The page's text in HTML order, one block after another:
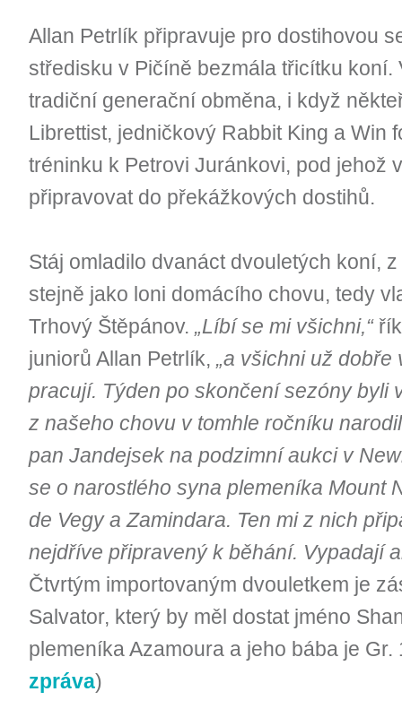
Allan Petrlík připravuje pro dostihovou
středisku v Pičíně bezmála třicítku koní.
tradiční generační obměna, i když
Librettist, jedničkový Rabbit King a Win
tréninku k Petrovi Juránkovi, pod jehož
připravovat do překážkových dostihů.
Stáj omladilo dvanáct dvouletých koní,
stejně jako loni domácího chovu, tedy
Trhový Štěpánov. „Líbí se mi všichni,“
juniorů Allan Petrlík, „a všichni už
pracují. Týden po skončení sezóny byli
z našeho chovu v tomhle ročníku
pan Jandejsek na podzimní aukci v
se o narostlého syna plemeníka Mount
de Vegy a Zamindara. Ten mi z nich
nejdříve připravený k běhání. Vypadají
Čtvrtým importovaným dvouletkem je
Salvator, který by měl dostat jméno
plemeníka Azamoura a jeho bába je
zpráva)